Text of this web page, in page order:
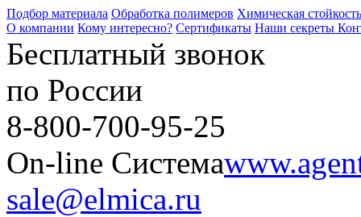
Подбор материала Обработка полимеров Химическая стойкость
О компании Кому интересно? Сертификаты Наши секреты
Бесплатный звонок
по России
8-800-700-95-25
On-line Система
sale@elmica.ru